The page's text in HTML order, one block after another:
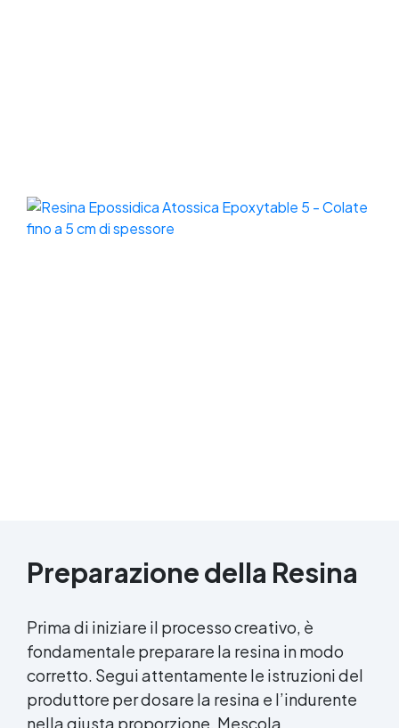
Preparazione della Resina
Prima di iniziare il processo creativo, è
fondamentale preparare la resina in modo
corretto. Segui attentamente le istruzioni del
produttore per dosare la resina e l’indurente
nella giusta proporzione. Mescola